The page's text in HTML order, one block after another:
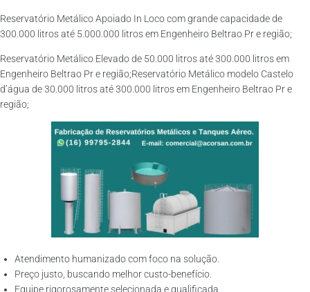
Reservatório Metálico Apoiado In Loco com grande capacidade de
300.000 litros até 5.000.000 litros em Engenheiro Beltrao Pr e região;
Reservatório Metálico Elevado de 50.000 litros até 300.000 litros em
Engenheiro Beltrao Pr e região;Reservatório Metálico modelo Castelo
d’água de 30.000 litros até 300.000 litros em Engenheiro Beltrao Pr e
região;
Atendimento humanizado com foco na solução.
Preço justo, buscando melhor custo-benefício.
Equipe rigorosamente selecionada e qualificada.